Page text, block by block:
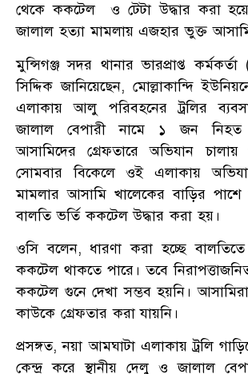
থেকে ককটেল ও টেটা উদ্ধার করা
জালাল হত্যা মামলায় এজহার ভুক্ত
মুন্সিগঞ্জ সদর থানার ভারপ্রাপ্ত
সিদ্দিক জানিয়েছেন, মোল্লাকান্দি
এলাকায় আলু পরিবহনের ট্রলির
জালাল বেপারী নামে ১ জন নিহত
আসামিদের গ্রেফতারে অভিযান
সোমবার বিকেলে ওই এলাকায়
মামলার আসামি খালেকের বাড়ির পাশে
বালতি ভর্তি ককটেল উদ্ধার করা হয়।
ওসি বলেন, ধারণা করা হচ্ছে
ককটেল থাকতে পারে। তবে
ককটেল গুনে দেখা সম্ভব হয়নি।
কাউকে গ্রেফতার করা যায়নি।
প্রসঙ্গত, নয়া আমঘাটা এলাকায় ট্রলি
কেন্দ্র করে স্থানীয় দেলু ও জালাল